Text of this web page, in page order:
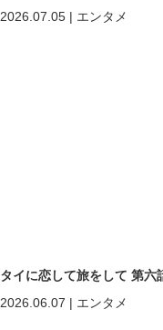
2026.07.05 | エンタメ
タイに恋して旅をして 第六
2026.06.07 | エンタメ